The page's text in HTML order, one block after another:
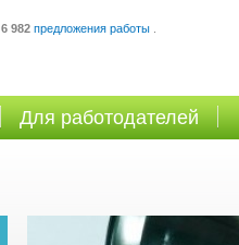
6 982 предложения работы
Для работодателей